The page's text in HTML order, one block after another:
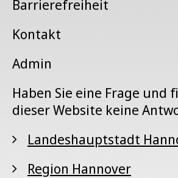
Barrierefreiheit
Kontakt
Admin
Haben Sie eine Frage und
dieser Website keine
Landeshauptstadt
Region Hannover